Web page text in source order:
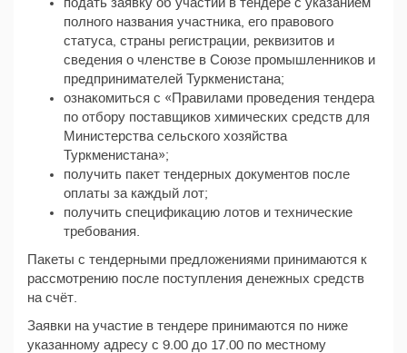
полного названия участника, его правового
статуса, страны регистрации, реквизитов и
сведения о членстве в Союзе промышленников и
предпринимателей Туркменистана;
ознакомиться с «Правилами проведения тендера
по отбору поставщиков химических средств для
Министерства сельского хозяйства
Туркменистана»;
получить пакет тендерных документов после
оплаты за каждый лот;
получить спецификацию лотов и технические
требования.
Пакеты с тендерными предложениями принимаются к
рассмотрению после поступления денежных средств
на счёт.
Заявки на участие в тендере принимаются по ниже
указанному адресу с 9.00 до 17.00 по местному